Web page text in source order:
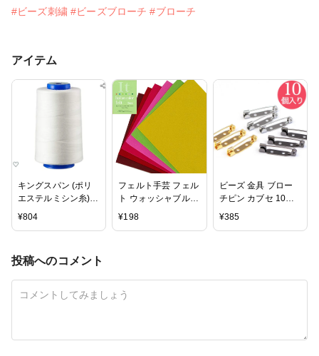
#ビーズ刺繍 #ビーズブローチ #ブローチ
アイテム
キングスパン (ポリ
エステルミシン糸)
フジックス 60番
¥804
フェルト手芸 フェル
ト ウォッシャブルイ
タリアンカラーフェ
フェルト ハンドメイ
ド パーツ カラーフ
¥198
ビーズ 金具 ブロー
チピン カブセ 10個
入り ゴールド・シル
¥385
投稿へのコメント